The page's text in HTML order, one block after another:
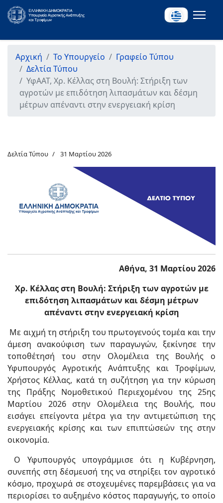
Αρχική Το Υπουργείο
Γραφείο Τύπου
Δελτία Τύπου
ΥφΑΑΤ, Χρ. Κέλλας στη Βουλή: Στήριξη των
αγροτών με επιδότηση λιπασμάτων και δέσμη
μέτρων απέναντι στην ενεργειακή κρίση
Δελτία Τύπου 31 Μαρτίου 2026
Αθήνα, 31 Μαρτίου 2026
Χρ. Κέλλας στη Βουλή: Στήριξη των αγροτών με
επιδότηση λιπασμάτων και δέσμη μέτρων
απέναντι στην ενεργειακή κρίση
Με αιχμή τη στήριξη του πρωτογενούς τομέα και την
άμεση ανακούφιση των παραγωγών, ξεκίνησε την
τοποθέτησή του στην Ολομέλεια της Βουλής ο
Υφυπουργός Αγροτικής Ανάπτυξης και Τροφίμων,
Χρήστος Κέλλας, κατά τη συζήτηση για την κύρωση
της Πράξης Νομοθετικού Περιεχομένου της 25ης
Μαρτίου 2026 στην Ολομέλεια της Βουλής, που
εισάγει επείγοντα μέτρα για την αντιμετώπιση της
ενεργειακής κρίσης και των επιπτώσεών της στην
οικονομία.
Ο Υφυπουργός υπογράμμισε ότι η Κυβέρνηση,
συνεπής στη δέσμευσή της να στηρίξει τον αγροτικό
κόσμο, προχωρά σε στοχευμένες παρεμβάσεις για να
περιορίσει το αυξημένο κόστος παραγωγής, το οποίο